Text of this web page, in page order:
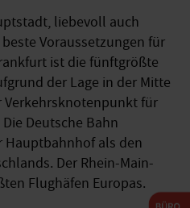
liebevoll auch
Voraussetzungen für
ist die fünftgrößte
der Lage in der Mitte
Verkehrsknotenpunkt für
Deutsche Bahn
Hauptbahnhof als den
Der Rhein-Main-
Flughäfen Europas.